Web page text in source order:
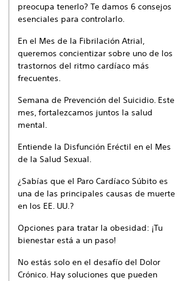
preocupa tenerlo? Te damos 6 consejos
esenciales para controlarlo.
En el Mes de la Fibrilación Atrial,
queremos concientizar sobre uno de los
trastornos del ritmo cardíaco más
frecuentes.
Semana de Prevención del Suicidio. Este
mes, fortalezcamos juntos la salud
mental.
Entiende la Disfunción Eréctil en el Mes
de la Salud Sexual.
¿Sabías que el Paro Cardíaco Súbito es
una de las principales causas de muerte
en los EE. UU.?
Opciones para tratar la obesidad: ¡Tu
bienestar está a un paso!
No estás solo en el desafío del Dolor
Crónico. Hay soluciones que pueden